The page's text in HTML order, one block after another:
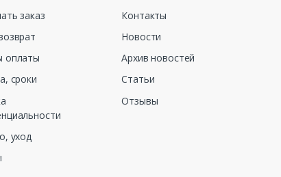
заказ
оплаты
сроки
уход
Контакты
Новости
Архив новостей
Статьи
Отзывы